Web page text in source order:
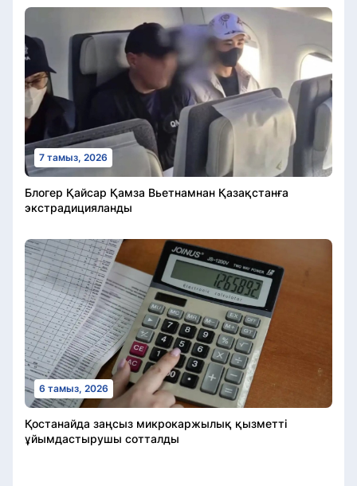
7 тамыз, 2026
Блогер Қайсар Қамза Вьетнамнан Қазақстанға
экстрадицияланды
6 тамыз, 2026
Қостанайда заңсыз микрокаржылық қызметті
ұйымдастырушы сотталды